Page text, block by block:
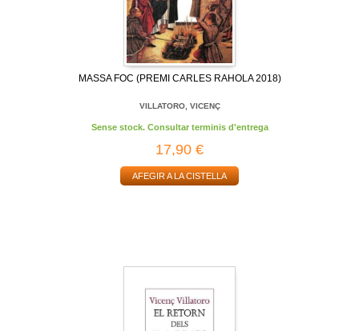
MASSA FOC (PREMI CARLES RAHOLA 2018)
VILLATORO, VICENÇ
Sense stock. Consultar terminis d'entrega
17,90 €
AFEGIR A LA CISTELLA